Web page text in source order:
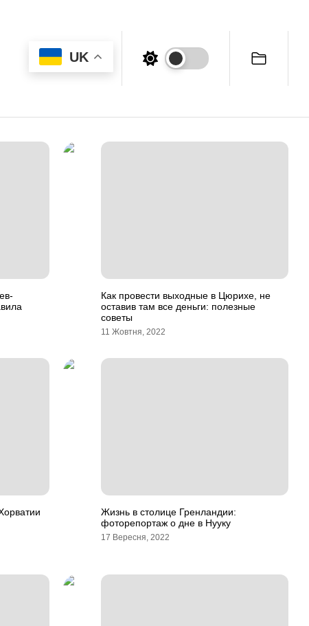
UK
Как провести выходные в Цюрихе, не
оставив там все деньги: полезные
советы
11 Жовтня, 2022
Жизнь в столице Гренландии:
фоторепортаж о дне в Нууку
17 Вересня, 2022